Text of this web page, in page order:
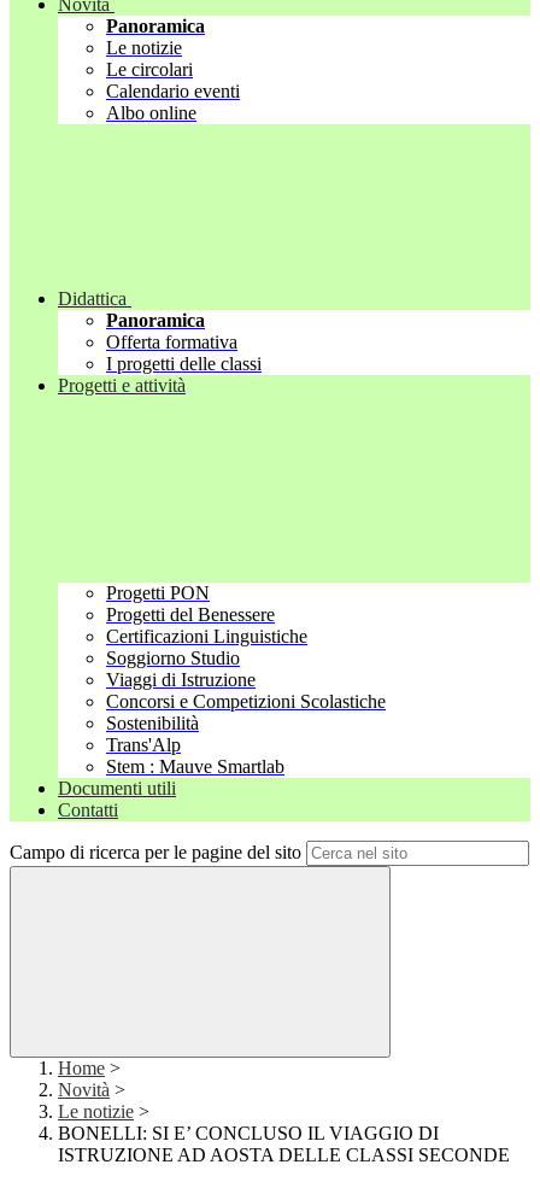
Novità
Panoramica
Le notizie
Le circolari
Calendario eventi
Albo online
Didattica
Panoramica
Offerta formativa
I progetti delle classi
Progetti e attività
Progetti PON
Progetti del Benessere
Certificazioni Linguistiche
Soggiorno Studio
Viaggi di Istruzione
Concorsi e Competizioni Scolastiche
Sostenibilità
Trans'Alp
Stem : Mauve Smartlab
Documenti utili
Contatti
Campo di ricerca per le pagine del sito
Home >
Novità >
Le notizie >
BONELLI: SI E’ CONCLUSO IL VIAGGIO DI
ISTRUZIONE AD AOSTA DELLE CLASSI SECONDE